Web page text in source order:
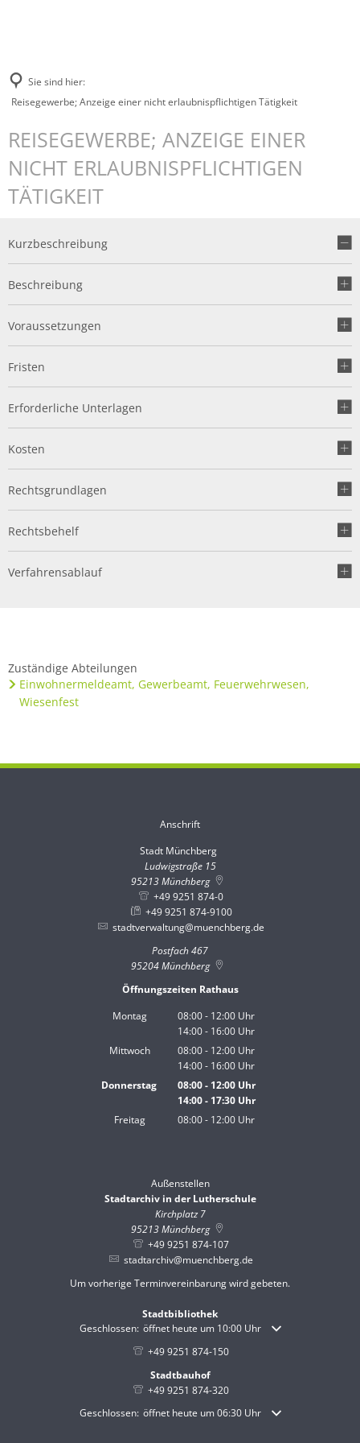
Sie sind hier:
Reisegewerbe; Anzeige einer nicht erlaubnispflichtigen Tätigkeit
REISEGEWERBE; ANZEIGE EINER
NICHT ERLAUBNISPFLICHTIGEN
TÄTIGKEIT
Kurzbeschreibung
Beschreibung
Voraussetzungen
Fristen
Erforderliche Unterlagen
Kosten
Rechtsgrundlagen
Rechtsbehelf
Verfahrensablauf
Zuständige Abteilungen
Einwohnermeldeamt, Gewerbeamt, Feuerwehrwesen,
Wiesenfest
Anschrift
Stadt Münchberg
Ludwigstraße 15
95213Münchberg
+49 9251 874-0
+49 9251 874-9100
stadtverwaltung@muenchberg.de
Postfach 467
95204Münchberg
Öffnungszeiten Rathaus
Montag
08:00- 12:00 Uhr
Von 08:00 bis 12:00 Uhr
14:00- 16:00 Uhr
Von 14:00 bis 16:00 Uhr
Mittwoch 08:00- 12:00 Uhr
Von 08:00 bis 12:00 Uhr
14:00- 16:00 Uhr
Von 14:00 bis 16:00 Uhr
Donnerstag 08:00- 12:00Uhr
Von 08:00 bis 12:00 Uhr
14:00- 17:30Uhr
Von 14:00 bis 17:30 Uhr
Freitag 08:00- 12:00 Uhr
Außenstellen
Stadtarchiv in der Lutherschule
Kirchplatz 7
95213Münchberg
+49 9251 874-107
stadtarchiv@muenchberg.de
Um vorherige Terminvereinbarung wird gebeten.
Stadtbibliothek
Klicken, um weitere Öffnungs- oder Schließzeiten
Geschlossen: öffnet heute um 10:00 Uhr
+49 9251 874-150
Stadtbauhof
+49 9251 874-320
Klicken, um weitere Öffnungs- oder Schließzeiten
Geschlossen: öffnet heute um 06:30 Uhr